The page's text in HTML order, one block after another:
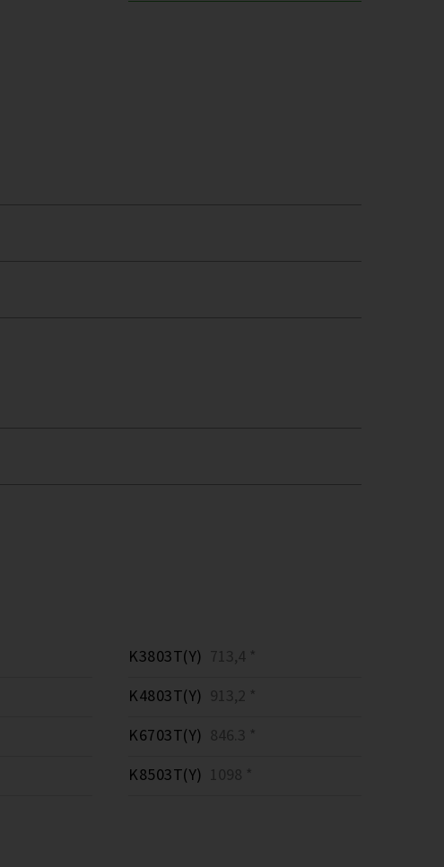
K3803T(Y) 713,4 *
K4803T(Y) 913,2 *
K6703T(Y) 846.3 *
K8503T(Y) 1098 *